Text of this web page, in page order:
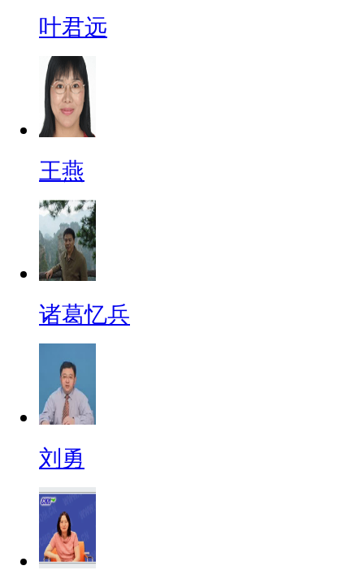
叶君远
王燕
诸葛忆兵
刘勇